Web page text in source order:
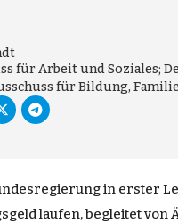
für Arbeit und Soziales;
für Bildung,
in erster
laufen, begleitet